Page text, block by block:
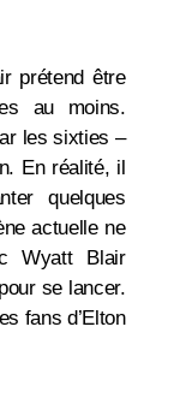
prétend être
au moins.
les sixties –
En réalité, il
quelques
actuelle ne
Wyatt Blair
se lancer.
fans d’Elton